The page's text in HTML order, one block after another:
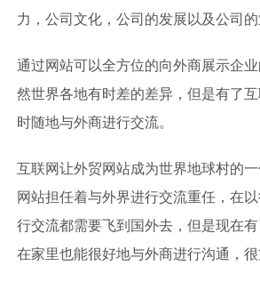
力，公司文化，公司的发展以及公司的
通过网站可以全方位的向外商展示企
然世界各地有时差的差异，但是有了
时随地与外商进行交流。
互联网让外贸网站成为世界地球村的
网站担任着与外界进行交流重任，在
行交流都需要飞到国外去，但是现在
在家里也能很好地与外商进行沟通，很